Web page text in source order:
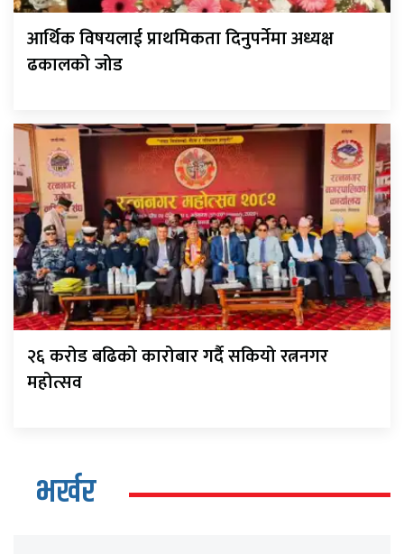
आर्थिक विषयलाई प्राथमिकता दिनुपर्नेमा अध्यक्ष
ढकालको जोड
२६ करोड बढिको कारोबार गर्दै सकियो रत्ननगर
महोत्सव
भर्खर